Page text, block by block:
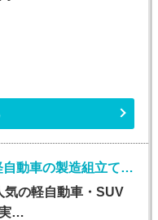
製造スタッフ（組立・加工）(軽自動車の製造組立て・検査/20～30代男性活躍中)
の軽自動車・SUV
…